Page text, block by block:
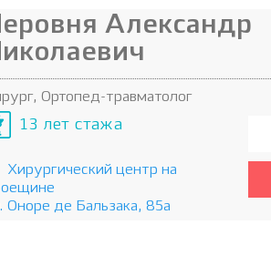
Александр
Ортопед-травматолог
13 лет стажа
Хирургический центр на
Оноре де Бальзака, 85а